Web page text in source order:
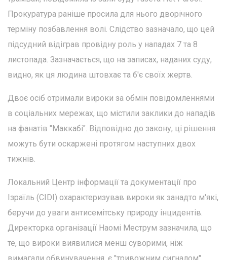
Прокуратура раніше просила для нього дворічного
терміну позбавлення волі. Слідство зазначало, що цей
підсудний відіграв провідну роль у нападах 7 та 8
листопада. Зазначається, що на записах, наданих суду,
видно, як ця людина штовхає та б'є своїх жертв.
Двоє осіб отримали вироки за обмін повідомленнями
в соціальних мережах, що містили заклики до нападів
на фанатів "Маккабі". Відповідно до закону, ці рішення
можуть бути оскаржені протягом наступних двох
тижнів.
Локальний Центр інформації та документації про
Ізраїль (CIDI) охарактеризував вироки як занадто м'які,
беручи до уваги антисемітську природу інцидентів.
Директорка організації Наомі Меструм зазначила, що
те, що вироки виявилися менш суворими, ніж